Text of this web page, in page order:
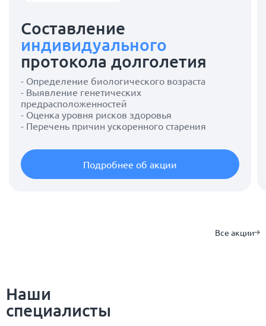
Составление
индивидуального
протокола долголетия
- Определение биологического возраста
- Выявление генетических
предрасположенностей
- Оценка уровня рисков здоровья
- Перечень причин ускоренного старения
Подробнее об акции
Все акции
Наши
специалисты